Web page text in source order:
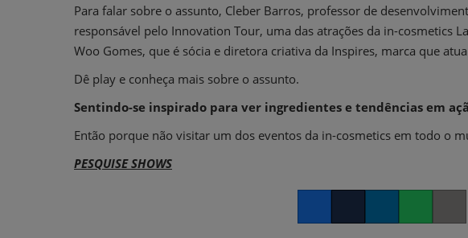
Para falar sobre o assunto, Cleber Barros, professor de
responsável pelo Innovation Tour, uma das atrações da in-cosmetics
Woo Gomes, que é sócia e diretora criativa da Inspires, marca que
Dê play e conheça mais sobre o assunto.
Sentindo-se inspirado para ver ingredientes e tendências em
Então porque não visitar um dos eventos da in-cosmetics em todo o
PESQUISE SHOWS